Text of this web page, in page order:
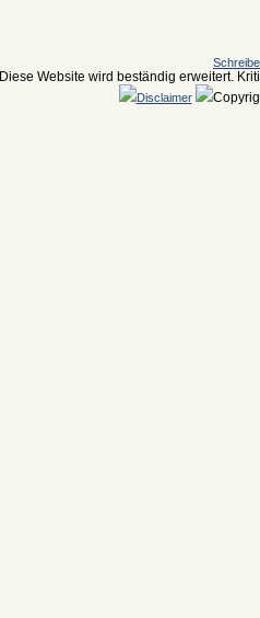
Diese Website wird beständig erweitert.
Disclaimer